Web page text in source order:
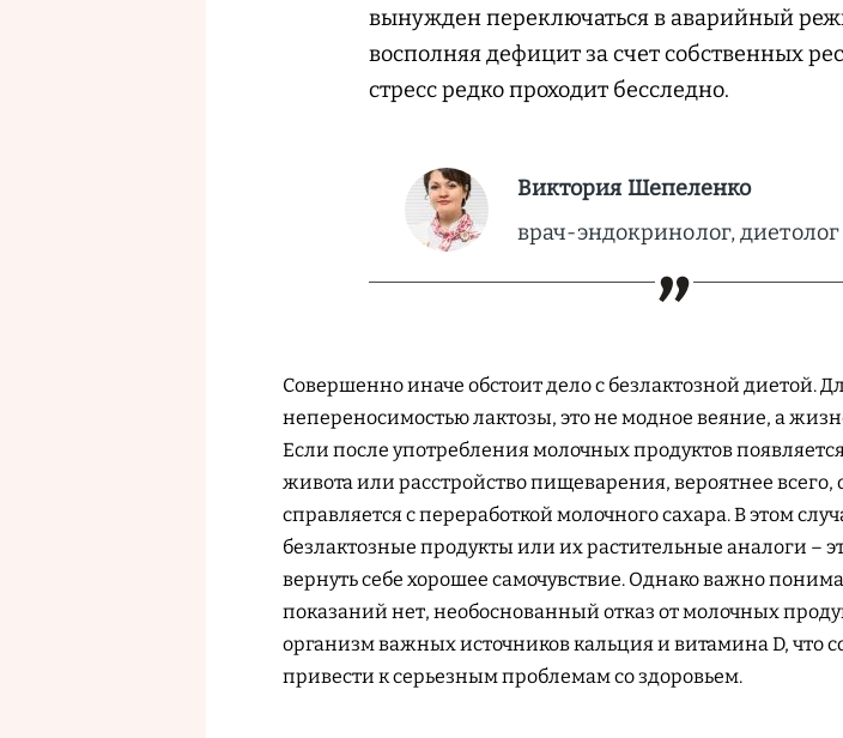
вынужден переключаться в аварийный
восполняя дефицит за счет собственных
стресс редко проходит бесследно.
Виктория Шепеленко
врач-эндокринолог, диетолог
Совершенно иначе обстоит дело с безлактозной диетой.
непереносимостью лактозы, это не модное веяние, а
Если после употребления молочных продуктов
живота или расстройство пищеварения, вероятнее всего,
справляется с переработкой молочного сахара. В этом
безлактозные продукты или их растительные аналоги –
вернуть себе хорошее самочувствие. Однако важно
показаний нет, необоснованный отказ от молочных
организм важных источников кальция и витамина D, что
привести к серьезным проблемам со здоровьем.